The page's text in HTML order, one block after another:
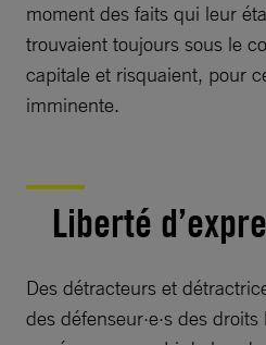
moment des faits qui leur
trouvaient toujours sous le
capitale et risquaient, pour
imminente.
Liberté
Des détracteurs et
des défenseur·e·s des